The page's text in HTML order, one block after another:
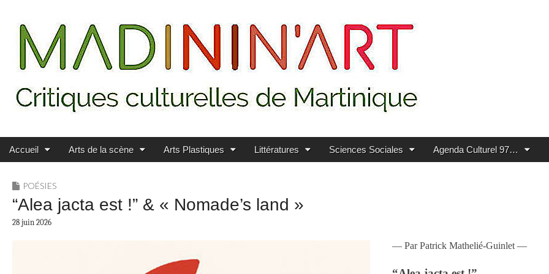
MADININ'ART
Main menu
Skip to content
Accueil Arts de la scène Arts Plastiques Littératures Sciences Sociales Agenda Culturel 97…
POÉSIES
“Alea jacta est !” & « Nomade’s land »
28 juin 2026
— Par Patrick Mathelié-Guinlet —